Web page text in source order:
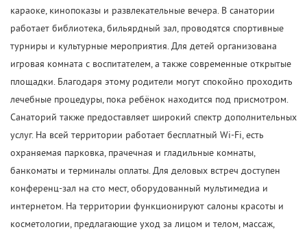
караоке, кинопоказы и развлекательные вечера. В санатории
работает библиотека, бильярдный зал, проводятся спортивные
турниры и культурные мероприятия. Для детей организована
игровая комната с воспитателем, а также современные открытые
площадки. Благодаря этому родители могут спокойно проходить
лечебные процедуры, пока ребёнок находится под присмотром.
Санаторий также предоставляет широкий спектр дополнительных
услуг. На всей территории работает бесплатный Wi-Fi, есть
охраняемая парковка, прачечная и гладильные комнаты,
банкоматы и терминалы оплаты. Для деловых встреч доступен
конференц-зал на сто мест, оборудованный мультимедиа и
интернетом. На территории функционируют салоны красоты и
косметологии, предлагающие уход за лицом и телом, массаж,